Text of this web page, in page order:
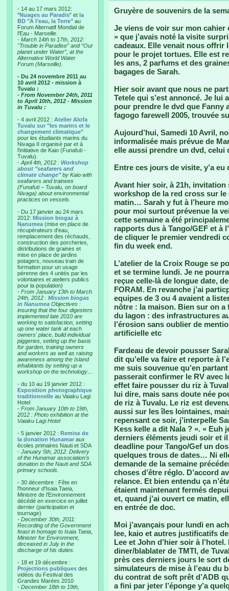
- 14 au 17 mars 2012:
"Nuages au Paradis" et la
BD "A l'eau, la Terre" au
Forum Alternatif Mondial de
l'Eau - Marseille.
- March 14th to 17th, 2012:
"Trouble in Paradise” and “Our
planet under Water”, at the
Alternative World Water
Forum (Marseille).
- Du 24 novembre 2011 au
10 avril 2012 - mission à
Tuvalu :
- From November 24th, 2011
to April 10th, 2012 - Mission
in Tuvalu :
- 4 avril 2012 : Atelier Alofa
Tuvalu sur "les marins et le
changement climatique"
pour les étudiants marins du
Nivaga II organisé par et à
l'initiative de Kaio (Funafuti -
Tuvalu).
- April 4th, 2012 : Workshop
about "seafarers and
climate change"by Kaio with
seafarers and trainees
(Funafuti – Tuvalu, on board
Nivaga) about environmental
practices on vessels.
- Du 17 janvier au 24 mars
2012: Mission biogaz à
Nanumea (mise en place de
récupérateurs d'eau,
remplacement des réchauds,
construction des porcheries,
distributions de graines et
mise en place de jardins
potagers, nouveau train de
formation pour un usage
pérenne des 4 unités par les
volontaires et ateliers publics
pour la population)
- From January 13th to March
24th, 2012 : Mission biogas
in Nanumea Objectives :
insuring that the four digesters
implemented late 2010 are
working to satisfaction, setting
up one water tank at each
owners' place, build individual
piggeries, setting up the basis
for garden, training owners
and workers as well as raising
awareness among the Island
inhabitants by setting up a
workshop on the technology…
- du 10 au 19 janvier 2012 :
Exposition photographique
traditionnelle au Vaiaku Lagi
Hotel
- From January 10th to 19th,
2012 : Photo exhibition at the
Vaiaku Lagi Hotel
- 5 janvier 2012 : Remise de
la donation Hunamar aux
écoles primaires Nauti et SDA
- January 5th, 2012: Delivery
of the Hunamar association's
donation to the Nauti and SDA
primary schools.
- 30 décembre : Fête en
l'honneur d'Isaia Taeia,
Ministre de l'Environnement
décédé en exercice en juillet
dernier (participation et
tournage)
- December 30th, 2011:
Recording of the Government
feast in homage to Isaia Taeia,
Minister for Environment,
deceased in July in the
discharge of his duties.
- 18 et 19 décembre :
Projections publiques des
vidéos du Festival des
Grandes Marées 2010
- December 18th to 19th,
Gruyère de souvenirs de la
Je viens de voir sur mon cahier
» que j’avais noté la visite
cadeaux. Elle venait nous offrir
pour le projet tortues. Elle est
les ans, 2 parfums et des
bagages de Sarah.
Hier soir avant que nous ne
Tetele qui s’est annoncé. Je lui
pour prendre le dvd que Fanny
fagogo farewell 2005, trouvée
Aujourd’hui, Samedi 10 Avril,
informalisée mais prévue de
elle aussi prendre un dvd, celui
Entre ces jours de visite, y’a eu
Avant hier soir, à 21h,
workshop de la red cross sur le
matin… Sarah y fut à l’heure
pour moi surtout prévenue la
cette semaine a été
rapports dus à Tango/GEF et à
de cliquer le premier vendredi
fin du week end.
L’atelier de la Croix Rouge se
et se termine lundi. Je ne
reçue celle-là de longue date,
FORAM. En revanche j’ai
equipes de 3 ou 4 avaient a
nôtre : la maison. Bien sur on
du lagon : des infrastructures
l’érosion sans oublier de
artificielle etc
Fardeau de devoir pousser
dit qu’elle va faire et reporte à
me suis souvenue qu’en
passerait confirmer le RV avec
effet faire pousser du riz à
lui dire, mais sans doute née
de riz à Tuvalu. Le riz est
aussi sur les îles lointaines,
repensant ce soir, j’interpelle
Kess kelle a dit Nala ? ». « Euh
derniers éléments jeudi soir et
deadline pour Tango/Gef un
quelques trous de dates… Ni
demande de la semaine
choses d’être réglo. D’accord
relance. Et bien entendu ça
étaient maintenant fermés
et, quand j’ai ouvert ce matin,
en entrée de doc.
Moi j’avançais pour lundi en
lee, kaio et autres justificatifs
Lee et John d’hier soir à
diner/blablater de TMTI, de
près ces derniers jours le sort
simulateurs de mise à l’eau du
du contrat de soft prêt d’ADB
a fini par jeter l’éponge y’a